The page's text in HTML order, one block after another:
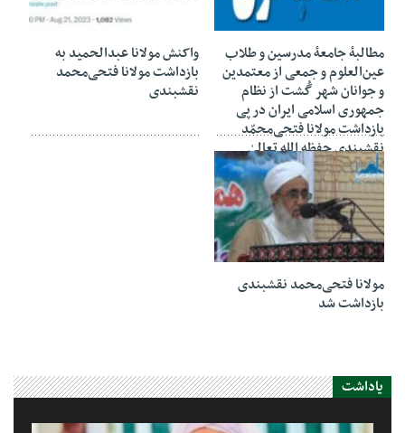
مطالبهٔ جامعهٔ مدرسین و طلاب
عین‌العلوم و جمعی از معتمدین
و جوانان شهر گُشت از نظام
جمهوری اسلامی ایران در پی
بازداشت مولانا فتحی‌محمّد
نقشبندی حفظه الله تعالىٰ
واکنش مولانا عبدالحمید به
بازداشت مولانا فتحی‌محمد
نقشبندی
20 آگوست 2023
مولانا فتحی‌محمد نقشبندی
بازداشت شد
یاداشت